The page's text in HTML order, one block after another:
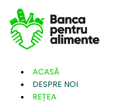
ACASĂ
DESPRE NOI
REȚEA